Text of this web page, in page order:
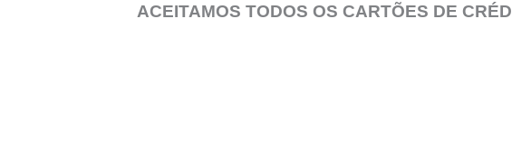
ACEITAMOS TODOS OS CARTÕES DE